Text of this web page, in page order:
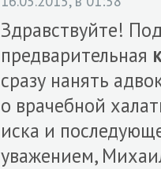
Здравствуйте!
предварительная
сразу нанять
о врачебной
иска и
уважением,